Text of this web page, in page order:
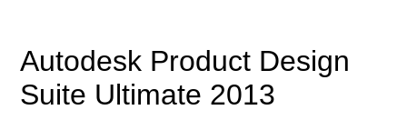
Autodesk Product Design
Suite Ultimate 2013